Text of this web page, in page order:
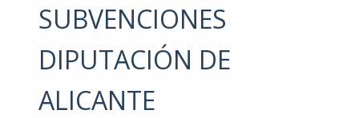
SUBVENCIONES
DIPUTACIÓN DE
ALICANTE